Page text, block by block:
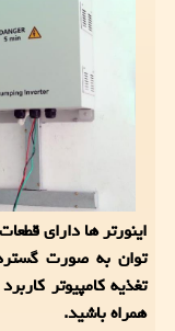
اینورتر ها دارای
توان به صورت
تغذیه کامپیوتر
همراه باشید.